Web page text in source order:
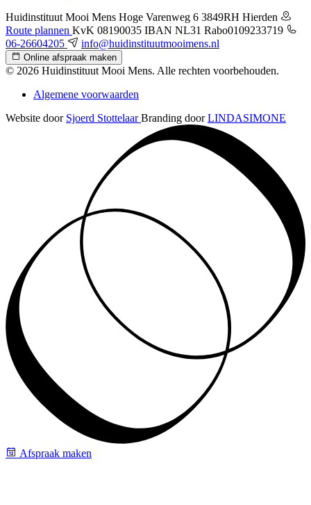
Huidinstituut Mooi Mens Hoge Varenweg 6 3849RH Hierden
Route plannen KvK 08190035 IBAN NL31 Rabo0109233719
06-26604205
info@huidinstituutmooimens.nl
Online afspraak maken
© 2026 Huidinstituut Mooi Mens. Alle rechten voorbehouden.
Algemene voorwaarden
Website door Sjoerd StottelaarBranding doorLINDASIMONE
Afspraak maken